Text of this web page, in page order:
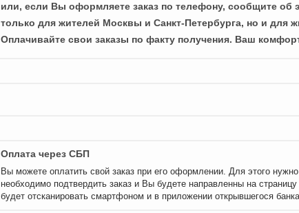
или, если Вы оформляете заказ по телефону, сообщите об
только для жителей Москвы и Санкт-Петербурга, но и для
Оплачивайте свои заказы по факту получения. Ваш
Оплата через СБП
Вы можете оплатить свой заказ при его оформлении. Для этого
необходимо подтвердить заказ и Вы будете направленны на
будет отсканировать смартфоном и в приложении открывшегося